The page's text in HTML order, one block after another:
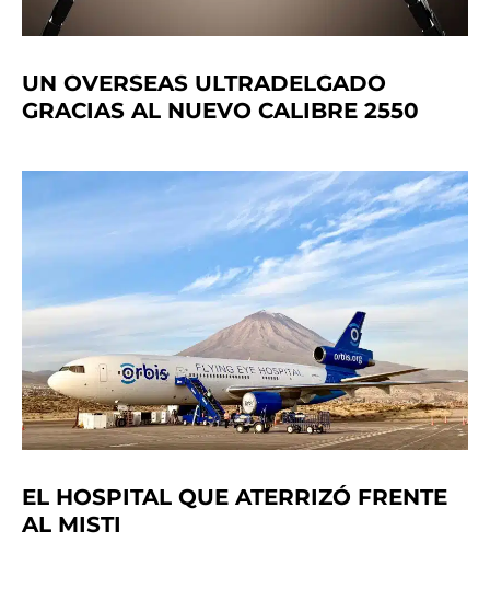
UN OVERSEAS ULTRADELGADO
GRACIAS AL NUEVO CALIBRE 2550
EL HOSPITAL QUE ATERRIZÓ FRENTE
AL MISTI